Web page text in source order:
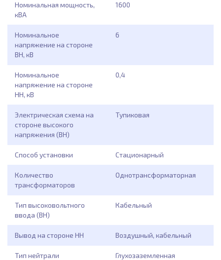
Номинальная мощность,
кВА
1600
Номинальное
напряжение на стороне
ВН, кВ
6
Номинальное
напряжение на стороне
НН, кВ
0,4
Электрическая схема на
стороне высокого
напряжения (ВН)
Тупиковая
Способ установки Стационарный
Количество
трансформаторов
Однотрансформаторная
Тип высоковольтного
ввода (ВН)
Кабельный
Вывод на стороне НН Воздушный, кабельный
Тип нейтрали
Глухозаземленная